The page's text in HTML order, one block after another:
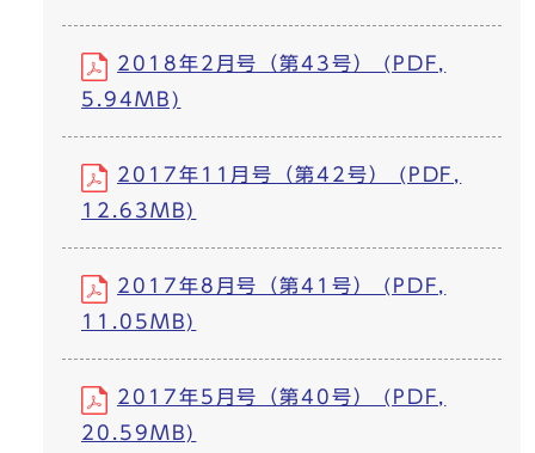
2018年2月号（第43号） (PDF,
5.94MB)
2017年11月号（第42号） (PDF,
12.63MB)
2017年8月号（第41号） (PDF,
11.05MB)
2017年5月号（第40号） (PDF,
20.59MB)